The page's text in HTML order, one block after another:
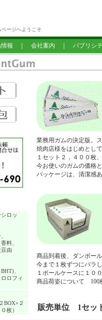
ージへようこそ
報 会社案内 パプリシ
ロッ
料、
由
、
ロフィ
BOX×２
枚）
業務用ガムの決定版。
焼肉店様をはじめとし
１セット２，４００枚
今お使いのガムの価格
パッケージは、清潔感
商品到着後、ダンボー
今まで１枚ずつにバラ
１ボールケースに１０
商品荷姿について 100
販売単位 1セッ